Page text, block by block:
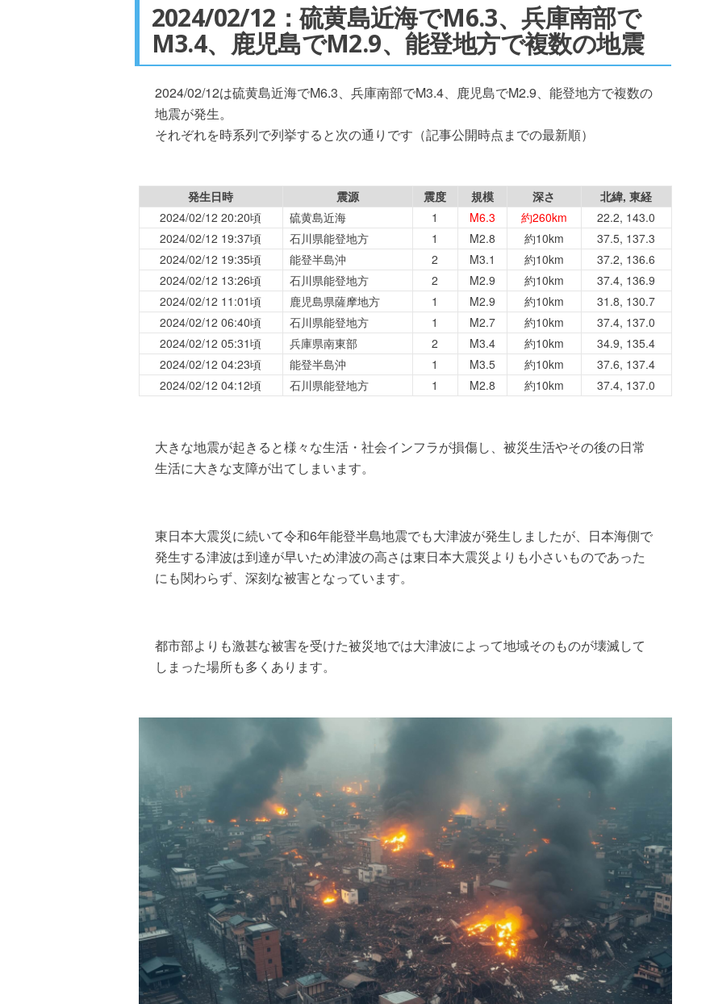
2024/02/12：硫黄島近海でM6.3、兵庫南部で
M3.4、鹿児島でM2.9、能登地方で複数の地震
2024/02/12は硫黄島近海でM6.3、兵庫南部でM3.4、鹿児島でM2.9、能登地方で複数の
地震が発生。
それぞれを時系列で列挙すると次の通りです（記事公開時点までの最新順）
発生日時 震源 震度 規模 深さ
北緯, 東経
2024/02/12 20:20頃
硫黄島近海 1 M6.3 約260km
22.2, 143.0
2024/02/12 19:37頃
石川県能登地方 1 M2.8 約10km
37.5, 137.3
2024/02/12 19:35頃
能登半島沖 2 M3.1 約10km
37.2, 136.6
2024/02/12 13:26頃
石川県能登地方 2 M2.9 約10km
37.4, 136.9
2024/02/12 11:01頃
鹿児島県薩摩地方 1 M2.9 約10km
31.8, 130.7
2024/02/12 06:40頃
石川県能登地方 1 M2.7 約10km
37.4, 137.0
2024/02/12 05:31頃
兵庫県南東部 2 M3.4 約10km
34.9, 135.4
2024/02/12 04:23頃
能登半島沖 1 M3.5 約10km
37.6, 137.4
2024/02/12 04:12頃
石川県能登地方 1 M2.8 約10km 37.4, 137.0
大きな地震が起きると様々な生活・社会インフラが損傷し、被災生活やその後の日常
生活に大きな支障が出てしまいます。
東日本大震災に続いて令和6年能登半島地震でも大津波が発生しましたが、日本海側で
発生する津波は到達が早いため津波の高さは東日本大震災よりも小さいものであった
にも関わらず、深刻な被害となっています。
都市部よりも激甚な被害を受けた被災地では大津波によって地域そのものが壊滅して
しまった場所も多くあります。